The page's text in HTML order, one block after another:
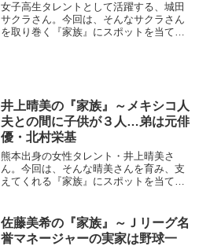
女子高生タレントとして活躍する、城田
サクラさん。今回は、そんなサクラさん
を取り巻く『家族』にスポットを当て、
井上晴美の『家族』～メキシコ人
夫との間に子供が３人…弟は元俳
優・北村栄基
熊本出身の女性タレント・井上晴美さ
ん。今回は、そんな晴美さんを育み、支
えてくれる『家族』にスポットを当て、
和49年〉9月23日身 長：164cm血液
型 ：B型出身...
佐藤美希の『家族』～Ｊリーグ名
誉マネージャーの実家は野球一